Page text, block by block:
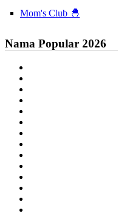
Mom's Club 🐣
Nama Popular 2026